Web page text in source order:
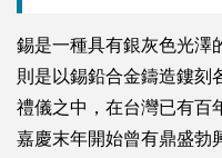
錫是一種具有銀灰色光澤
則是以錫鉛合金鑄造鏤刻
禮儀之中，在台灣已有百
嘉慶末年開始曾有鼎盛勃